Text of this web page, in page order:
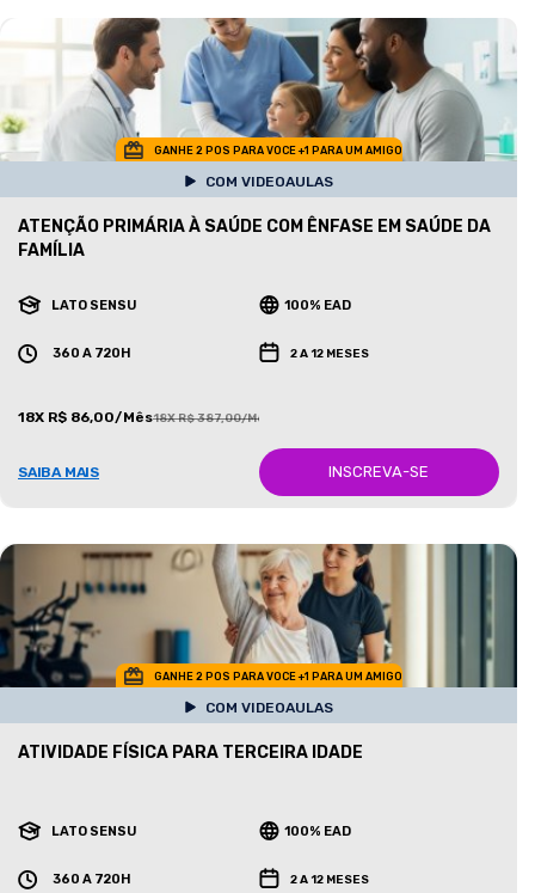
GANHE 2 POS PARA VOCE +1 PARA UM AMIGO
COM VIDEOAULAS
ATENÇÃO PRIMÁRIA À SAÚDE COM ÊNFASE EM SAÚDE DA
FAMÍLIA
LATO SENSU 100% EAD
360 A 720H 2 A 12 MESES
18X R$ 86,00/Mês18X R$ 387,00/Mês
SAIBA MAIS INSCREVA-SE
GANHE 2 POS PARA VOCE +1 PARA UM AMIGO
COM VIDEOAULAS
ATIVIDADE FÍSICA PARA TERCEIRA IDADE
LATO SENSU 100% EAD
360 A 720H 2 A 12 MESES